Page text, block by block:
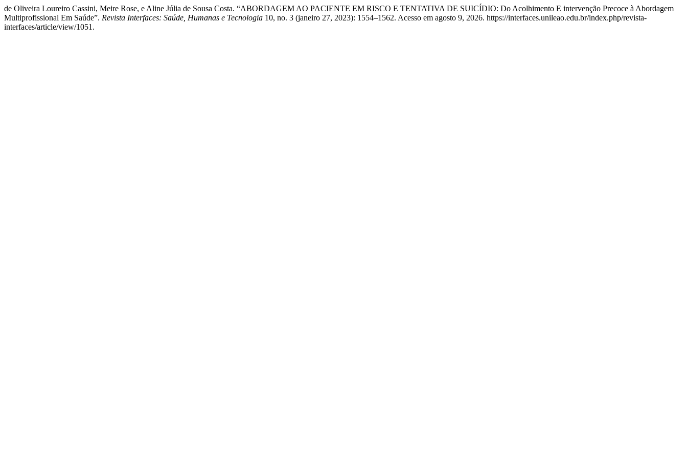
de Oliveira Loureiro Cassini, Meire Rose, e Aline Júlia de Sousa Costa. “ABORDAGEM AO PACIENTE EM RISCO E TENTATIVA DE SUICÍDIO: Do Acolhimento E intervenção Precoce à Abordagem
Multiprofissional Em Saúde”. Revista Interfaces: Saúde, Humanas e Tecnologia 10, no. 3 (janeiro 27, 2023): 1554–1562. Acesso em agosto 9, 2026. https://interfaces.unileao.edu.br/index.php/revista-
interfaces/article/view/1051.